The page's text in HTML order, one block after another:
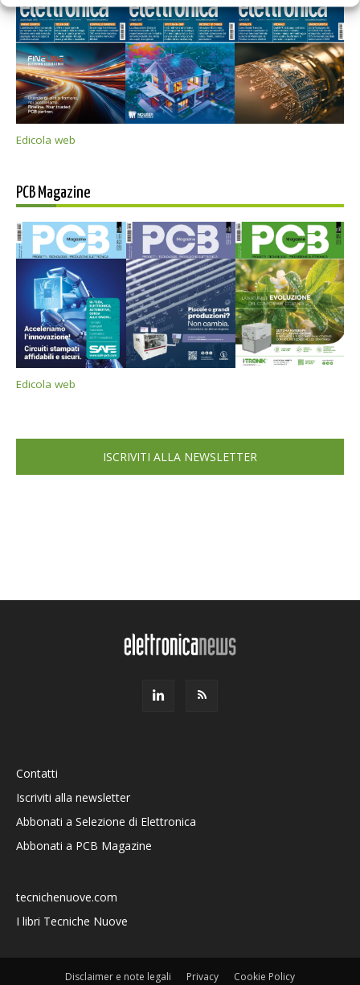
Edicola web
PCB Magazine
Edicola web
ISCRIVITI ALLA NEWSLETTER
Contatti
Iscriviti alla newsletter
Abbonati a Selezione di Elettronica
Abbonati a PCB Magazine
tecnichenuove.com
I libri Tecniche Nuove
Disclaimer e note legali Privacy Cookie Policy